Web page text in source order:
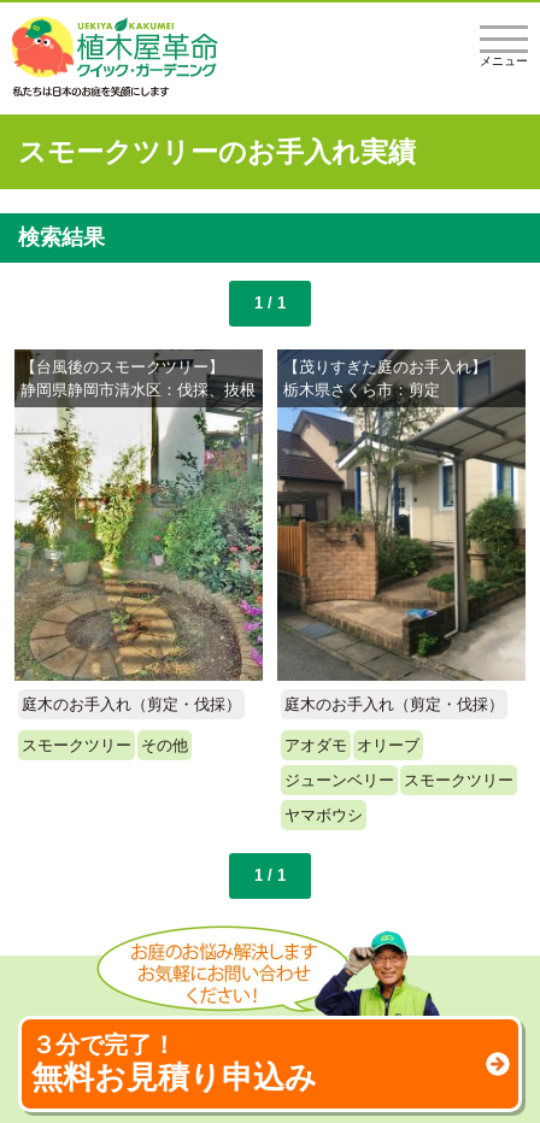
メニュー
スモークツリーのお手入れ実績
検索結果
1 / 1
【台風後のスモークツリー】
静岡県静岡市清水区：伐採、抜根
庭木のお手入れ（剪定・伐採）
スモークツリー その他
【茂りすぎた庭のお手入れ】
栃木県さくら市：剪定
庭木のお手入れ（剪定・伐採）
アオダモ
オリーブ
ジューンベリー
スモークツリー
ヤマボウシ
1 / 1
３分で完了！
無料お見積り申込み